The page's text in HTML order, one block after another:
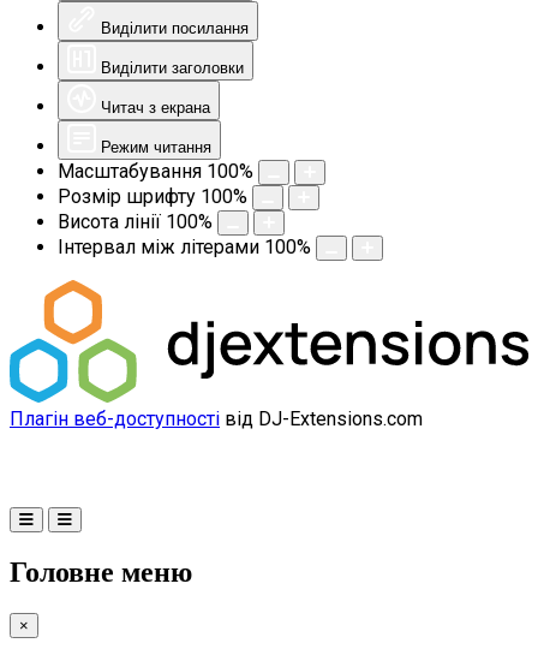
Виділити посилання
Виділити заголовки
Читач з екрана
Режим читання
Масштабування 100%
Розмір шрифту 100%
Висота лінії 100%
Інтервал між літерами 100%
Плагін веб-доступності від DJ-Extensions.com
Головне меню
×